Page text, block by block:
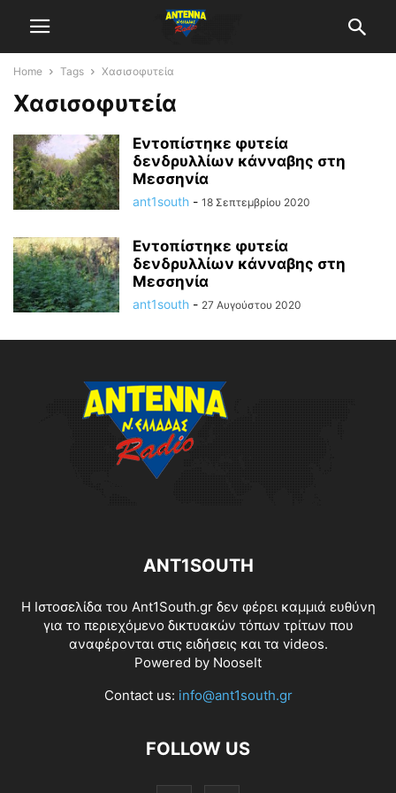
Home Tags Χασισοφυτεία
Χασισοφυτεία
Εντοπίστηκε φυτεία
δενδρυλλίων κάνναβης στη
Μεσσηνία
ant1south - 18 Σεπτεμβρίου 2020
Εντοπίστηκε φυτεία
δενδρυλλίων κάνναβης στη
Μεσσηνία
ant1south - 27 Αυγούστου 2020
ANT1SOUTH
Η Ιστοσελίδα του Ant1South.gr δεν φέρει καμμιά ευθύνη
για το περιεχόμενο δικτυακών τόπων τρίτων που
αναφέρονται στις ειδήσεις και τα videos.
Powered by NooseIt
Contact us: info@ant1south.gr
FOLLOW US